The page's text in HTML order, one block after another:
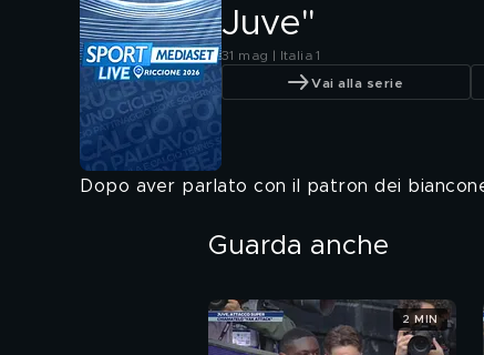
Juve"
31 mag | Italia 1
Vai alla serie
Dopo aver parlato con il patron dei
Guarda anche
2 MIN